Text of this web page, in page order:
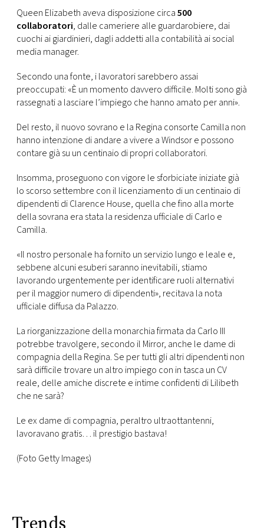
Queen Elizabeth aveva disposizione circa500
collaboratori, dalle cameriere alle guardarobiere, dai
cuochi ai giardinieri, dagli addetti alla contabilità ai social
media manager.
Secondo una fonte, i lavoratori sarebbero assai
preoccupati: «È un momento davvero difficile. Molti sono già
rassegnati a lasciare l’impiego che hanno amato per anni».
Del resto, il nuovo sovrano e la Regina consorte Camilla non
hanno intenzione di andare a vivere a Windsor e possono
contare già su un centinaio di propri collaboratori.
Insomma, proseguono con vigore le sforbiciate iniziate già
lo scorso settembre con il licenziamento di un centinaio di
dipendenti di Clarence House, quella che fino alla morte
della sovrana era stata la residenza ufficiale di Carlo e
Camilla.
«Il nostro personale ha fornito un servizio lungo e leale e,
sebbene alcuni esuberi saranno inevitabili, stiamo
lavorando urgentemente per identificare ruoli alternativi
per il maggior numero di dipendenti», recitava la nota
ufficiale diffusa da Palazzo.
La riorganizzazione della monarchia firmata da Carlo III
potrebbe travolgere, secondo il Mirror, anche le dame di
compagnia della Regina. Se per tutti gli altri dipendenti non
sarà difficile trovare un altro impiego con in tasca un CV
reale, delle amiche discrete e intime confidenti di Lilibeth
che ne sarà?
Le ex dame di compagnia, peraltro ultraottantenni,
lavoravano gratis… il prestigio bastava!
(Foto Getty Images)
Trends